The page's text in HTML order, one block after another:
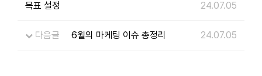
목표 설정 24.07.05
다음글 6월의 마케팅 이슈 총정리 24.07.05